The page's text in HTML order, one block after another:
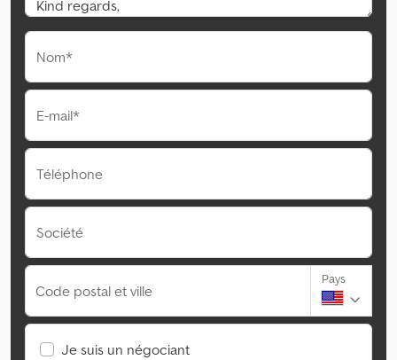
Nom*
E-mail*
Téléphone
Société
Code postal et ville
Pays
Je suis un négociant